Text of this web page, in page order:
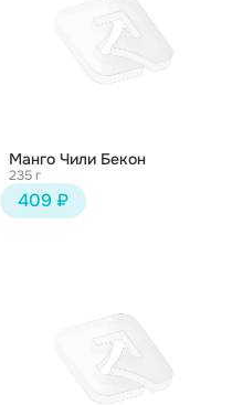
Манго Чили Бекон
235 г
409 ₽